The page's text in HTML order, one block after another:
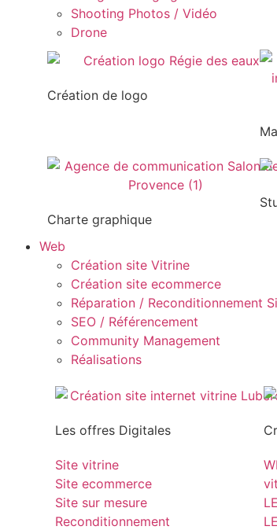
Shooting Photos / Vidéo
Drone
Création de logo
Charte graphique
Web
Création site Vitrine
Création site ecommerce
Réparation / Reconditionnement
SEO / Référencement
Community Management
Réalisations
Les offres Digitales
Site vitrine
Site ecommerce
Site sur mesure
Reconditionnement